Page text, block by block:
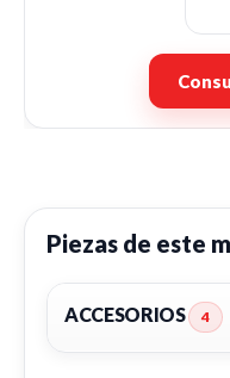
Piezas de este
ACCESORIOS 4